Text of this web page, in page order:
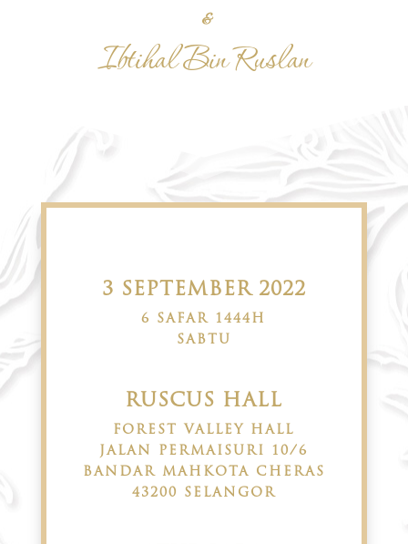
&
Ibtihal Bin Ruslan
3 SEPTEMBER 2022
6 SAFAR 1444H
SABTU
RUSCUS HALL
FOREST VALLEY HALL
JALAN PERMAISURI 10/6
BANDAR MAHKOTA CHERAS
43200 SELANGOR